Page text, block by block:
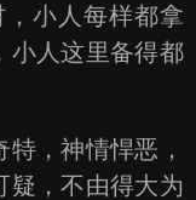
小人每样都拿
小人这里备得都
，神情悍恶，
疑，不由得大为